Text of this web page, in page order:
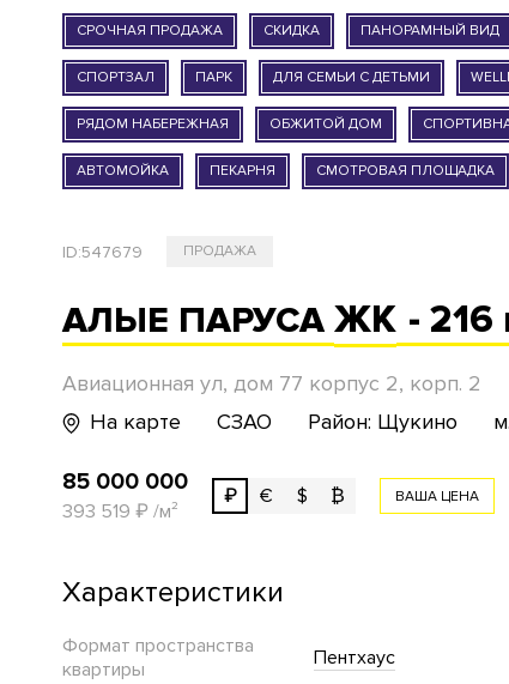
СРОЧНАЯ ПРОДАЖА СКИДКА ПАНОРАМНЫЙ ВИД
СПОРТЗАЛ ПАРК ДЛЯ СЕМЬИ С ДЕТЬМИ
РЯДОМ НАБЕРЕЖНАЯ ОБЖИТОЙ ДОМ
АВТОМОЙКА ПЕКАРНЯ СМОТРОВАЯ ПЛОЩАДКА
ID:547679 ПРОДАЖА
АЛЫЕ ПАРУСА ЖК - 216
Авиационная ул, дом 77 корпус 2, корп. 2
На карте
СЗАО Район: Щукино
85 000 000
393 519 ₽ /м²
₽ € $ ₿ ВАША ЦЕНА
Характеристики
Формат пространства
квартиры
Пентхаус